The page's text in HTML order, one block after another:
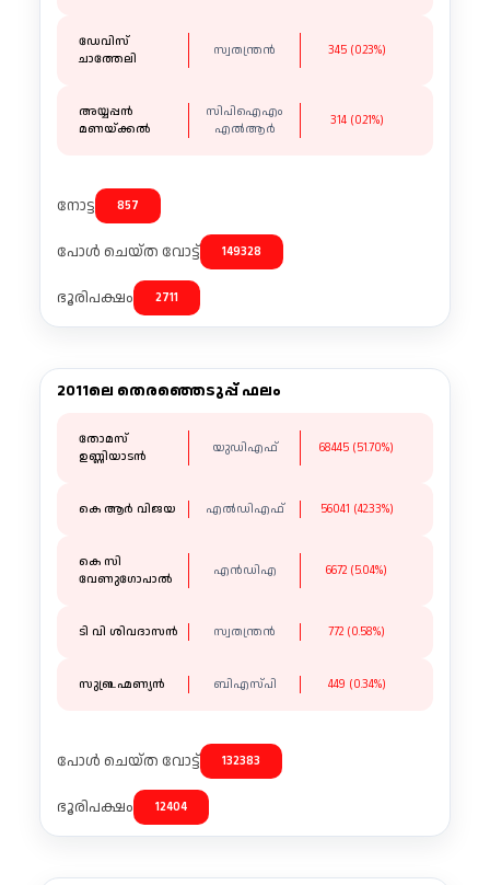
ഡേവിസ്
ചാത്തേലി
സ്വതന്ത്രന്‍ 345 (0.23%)
അയ്യപ്പൻ
മണയ്ക്കൽ
സിപിഐഎം
എൽആർ
314 (0.21%)
നോട്ട 857
പോൾ ചെയ്ത വോട്ട് 149328
ഭൂരിപക്ഷം 2711
2011ലെ തെരഞ്ഞെടുപ്പ് ഫലം
തോമസ്
ഉണ്ണിയാടൻ
യുഡിഎഫ് 68445 (51.70%)
കെ ആർ വിജയ എൽഡിഎഫ് 56041 (42.33%)
കെ സി
വേണുഗോപാൽ
എൻഡിഎ 6672 (5.04%)
ടി വി ശിവദാസൻ സ്വതന്ത്രന്‍ 772 (0.58%)
സുബ്രഹ്മണ്യൻ ബിഎസ്പി 449 (0.34%)
പോൾ ചെയ്ത വോട്ട് 132383
ഭൂരിപക്ഷം 12404